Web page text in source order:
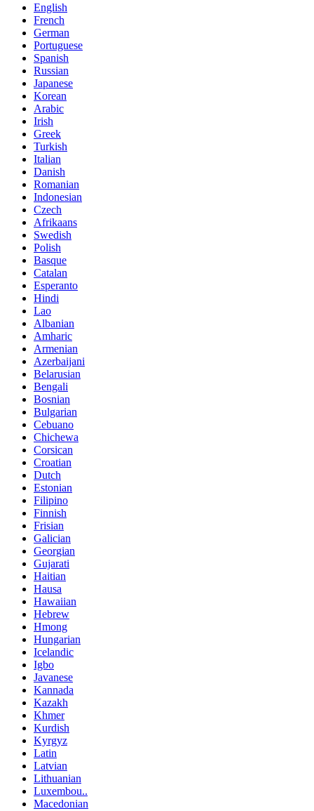
English
French
German
Portuguese
Spanish
Russian
Japanese
Korean
Arabic
Irish
Greek
Turkish
Italian
Danish
Romanian
Indonesian
Czech
Afrikaans
Swedish
Polish
Basque
Catalan
Esperanto
Hindi
Lao
Albanian
Amharic
Armenian
Azerbaijani
Belarusian
Bengali
Bosnian
Bulgarian
Cebuano
Chichewa
Corsican
Croatian
Dutch
Estonian
Filipino
Finnish
Frisian
Galician
Georgian
Gujarati
Haitian
Hausa
Hawaiian
Hebrew
Hmong
Hungarian
Icelandic
Igbo
Javanese
Kannada
Kazakh
Khmer
Kurdish
Kyrgyz
Latin
Latvian
Lithuanian
Luxembou..
Macedonian